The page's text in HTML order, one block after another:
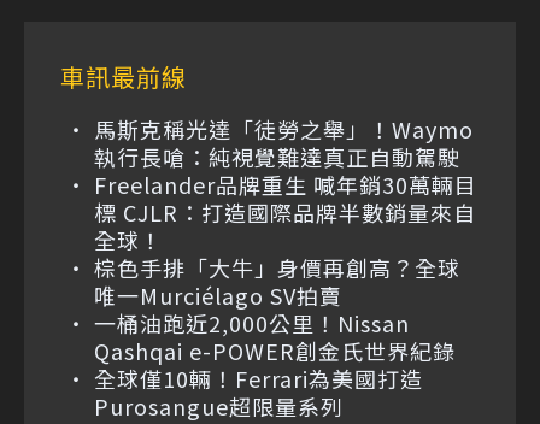
車訊最前線
馬斯克稱光達「徒勞之舉」！Waymo
執行長嗆：純視覺難達真正自動駕駛
Freelander品牌重生 喊年銷30萬輛目
標 CJLR：打造國際品牌半數銷量來自
全球！
棕色手排「大牛」身價再創高？全球
唯一Murciélago SV拍賣
一桶油跑近2,000公里！Nissan
Qashqai e-POWER創金氏世界紀錄
全球僅10輛！Ferrari為美國打造
Purosangue超限量系列